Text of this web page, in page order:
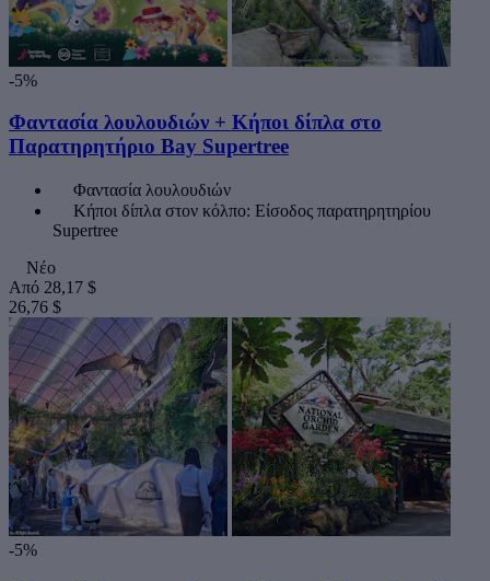
-5%
Φαντασία λουλουδιών + Κήποι δίπλα στο
Παρατηρητήριο Bay Supertree
Φαντασία λουλουδιών
Κήποι δίπλα στον κόλπο: Είσοδος παρατηρητηρίου
Supertree
Νέο
Από 28,17 $
26,76 $
-5%